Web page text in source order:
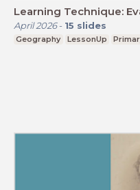
Learning Technique:
April 2026- 15 slides
Geography LessonUp